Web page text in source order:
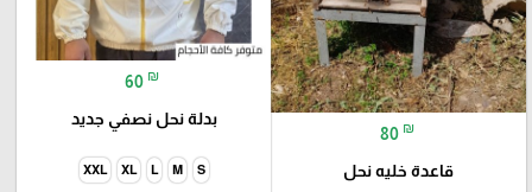
80 ₪
قاعدة خليه نحل
60 ₪
بدلة نحل نصفي جديد
S
M
L
XL
XXL